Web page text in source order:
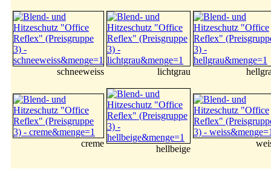
schneeweiss lichtgrau
creme
hellbeige